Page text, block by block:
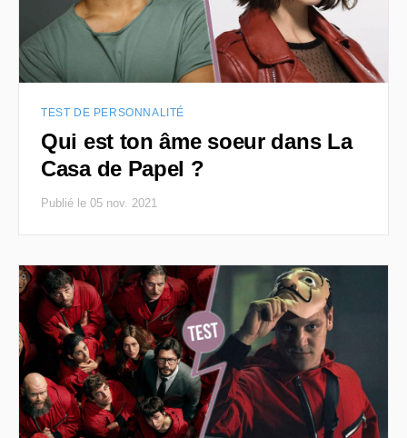
TEST DE PERSONNALITÉ
Qui est ton âme soeur dans La
Casa de Papel ?
Publié le 05 nov. 2021